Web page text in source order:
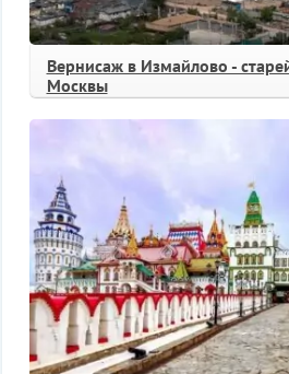
Вернисаж в Измайлово -
Москвы